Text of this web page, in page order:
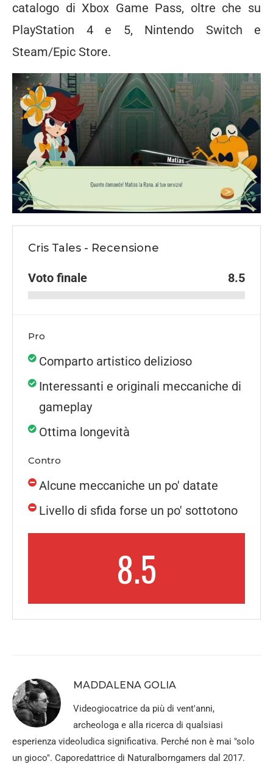
catalogo di Xbox Game Pass, oltre che su
PlayStation 4 e 5, Nintendo Switch e
Steam/Epic Store.
Cris Tales - Recensione
Voto finale 8.5
Pro
Comparto artistico delizioso
Interessanti e originali meccaniche di
gameplay
Ottima longevità
Contro
Alcune meccaniche un po' datate
Livello di sfida forse un po' sottotono
8.5
MADDALENA GOLIA
Videogiocatrice da più di vent'anni,
archeologa e alla ricerca di qualsiasi
esperienza videoludica significativa. Perché non è mai "solo
un gioco". Caporedattrice di Naturalborngamers dal 2017.